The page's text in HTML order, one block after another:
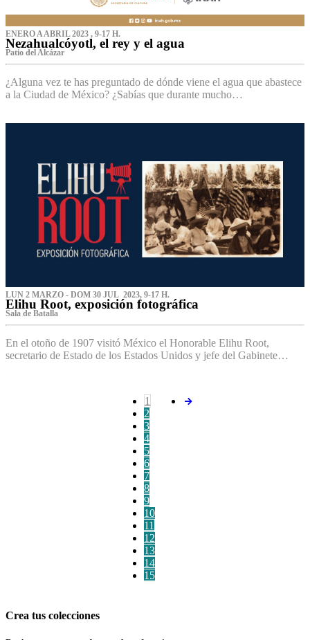
ENERO A ABRIL 2023 , 9-17 H.
Nezahualcóyotl, el rey y el agua
Patio del Alcázar
¿Alguna vez te has preguntado de dónde viene el agua que abastece
a la Ciudad de México? ¿Sabías que durante mucho…
LUN 2 MARZO - DOM 30 JUL 2023, 9-17 H.
Elihu Root, exposición fotográfica
Sala de Batalla
En el otoño de 1907 visitó México el Honorable Elihu Root,
secretario de Estado de los Estados Unidos y jefe del Gabinete…
1
2
3
4
5
6
7
8
9
10
11
12
13
14
15
Crea tus colecciones